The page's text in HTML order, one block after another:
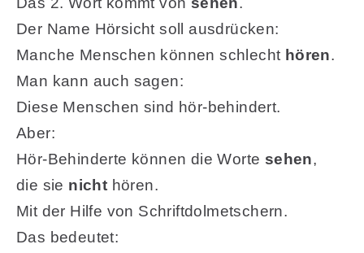
Der Name Hörsicht soll ausdrücken:
Manche Menschen können schlecht hören.
Man kann auch sagen:
Diese Menschen sind hör-behindert.
Aber:
Hör-Behinderte können die Worte sehen,
die sie nicht hören.
Mit der Hilfe von Schriftdolmetschern.
Das bedeutet: